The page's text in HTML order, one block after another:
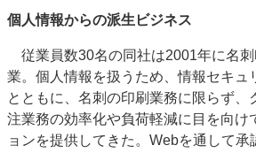
個人情報からの派生ビジネス
従業員数30名の同社は2001年に名刺
業。個人情報を扱うため、情報セキュ
とともに、名刺の印刷業務に限らず、
注業務の効率化や負荷軽減に目を向け
ョンを提供してきた。Webを通して承